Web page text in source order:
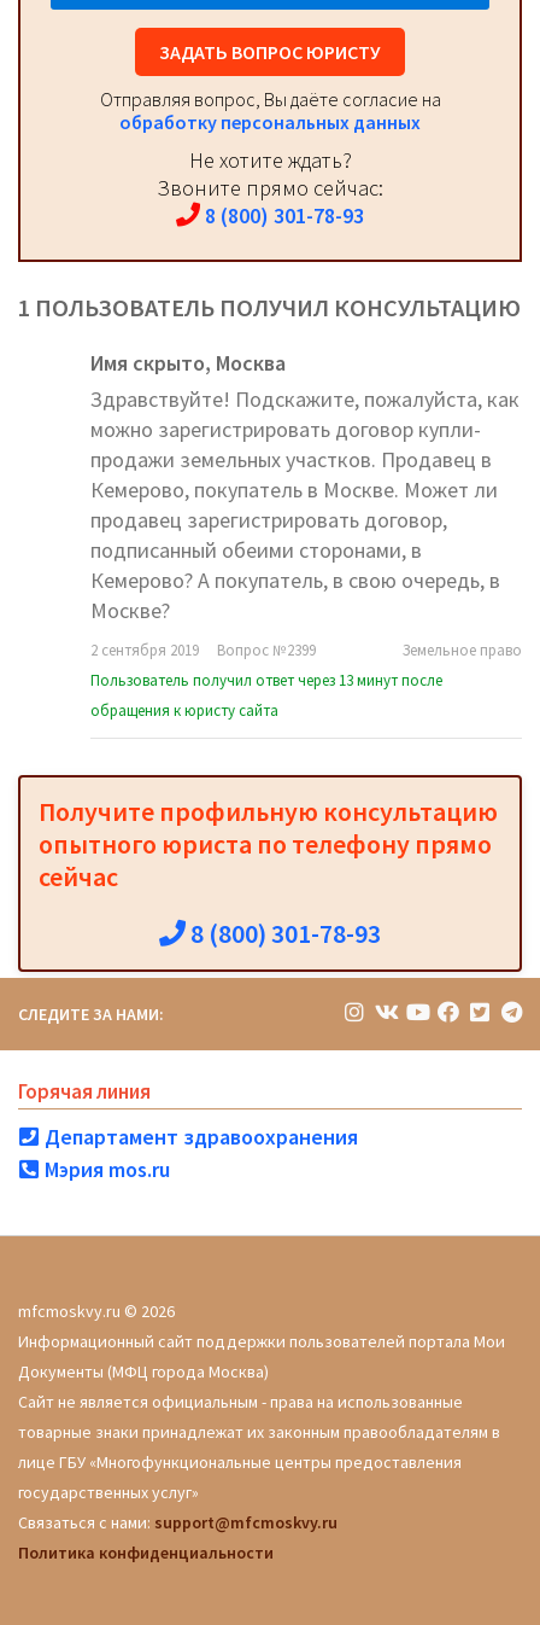
ЗАДАТЬ ВОПРОС ЮРИСТУ
Отправляя вопрос, Вы даёте согласие на
обработку персональных данных
Не хотите ждать?
Звоните прямо сейчас:
8 (800) 301-78-93
1 ПОЛЬЗОВАТЕЛЬ ПОЛУЧИЛ КОНСУЛЬТАЦИЮ
Имя скрыто, Москва
Здравствуйте! Подскажите, пожалуйста, как
можно зарегистрировать договор купли-
продажи земельных участков. Продавец в
Кемерово, покупатель в Москве. Может ли
продавец зарегистрировать договор,
подписанный обеими сторонами, в
Кемерово? А покупатель, в свою очередь, в
Москве?
2 сентября 2019 Вопрос №2399
Земельное право
Пользователь получил ответ через 13 минут после
обращения к юристу сайта
Получите профильную консультацию
опытного юриста по телефону прямо
сейчас
8 (800) 301-78-93
СЛЕДИТЕ ЗА НАМИ:
Горячая линия
Департамент здравоохранения
Мэрия mos.ru
mfcmoskvy.ru © 2026
Информационный сайт поддержки пользователей портала Мои
Документы (МФЦ города Москва)
Сайт не является официальным - права на использованные
товарные знаки принадлежат их законным правообладателям в
лице ГБУ «Многофункциональные центры предоставления
государственных услуг»
Связаться с нами: support@mfcmoskvy.ru
Политика конфиденциальности